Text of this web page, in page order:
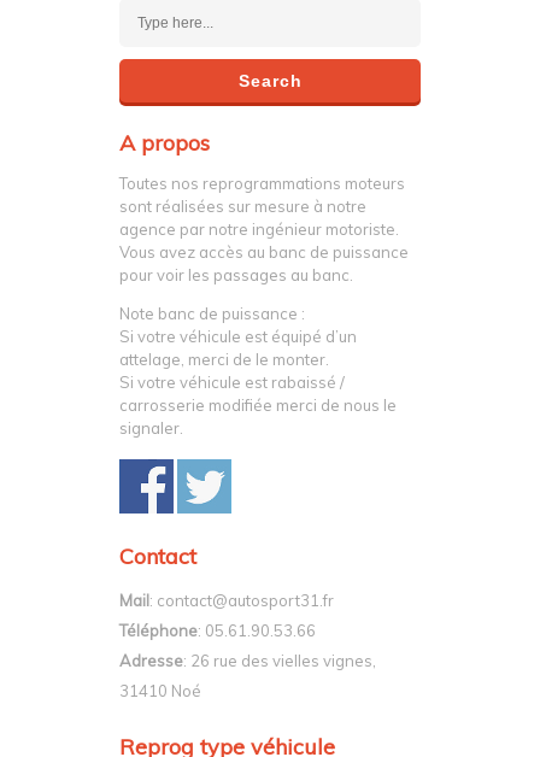
A propos
Toutes nos reprogrammations moteurs
sont réalisées sur mesure à notre
agence par notre ingénieur motoriste.
Vous avez accès au banc de puissance
pour voir les passages au banc.
Note banc de puissance :
Si votre véhicule est équipé d’un
attelage, merci de le monter.
Si votre véhicule est rabaissé /
carrosserie modifiée merci de nous le
signaler.
Contact
Mail: contact@autosport31.fr
Téléphone: 05.61.90.53.66
Adresse: 26 rue des vielles vignes,
31410 Noé
Reprog type véhicule